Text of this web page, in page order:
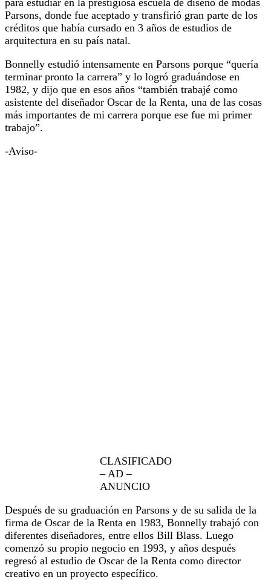
Parsons, donde fue aceptado y transfirió gran parte de los
créditos que había cursado en 3 años de estudios de
arquitectura en su país natal.
Bonnelly estudió intensamente en Parsons porque “quería
terminar pronto la carrera” y lo logró graduándose en
1982, y dijo que en esos años “también trabajé como
asistente del diseñador Oscar de la Renta, una de las cosas
más importantes de mi carrera porque ese fue mi primer
trabajo”.
-Aviso-
CLASIFICADO
– AD –
ANUNCIO
Después de su graduación en Parsons y de su salida de la
firma de Oscar de la Renta en 1983, Bonnelly trabajó con
diferentes diseñadores, entre ellos Bill Blass. Luego
comenzó su propio negocio en 1993, y años después
regresó al estudio de Oscar de la Renta como director
creativo en un proyecto específico.